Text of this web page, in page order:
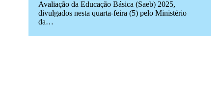
Avaliação da Educação Básica (Saeb) 2025,
divulgados nesta quarta-feira (5) pelo Ministério
da…